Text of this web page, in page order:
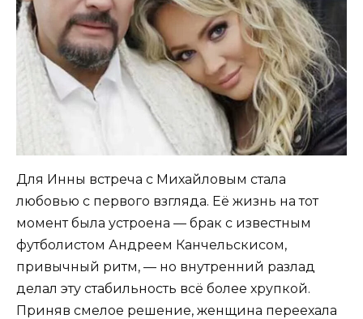
Для Инны встреча с Михайловым стала
любовью с первого взгляда. Её жизнь на тот
момент была устроена — брак с известным
футболистом Андреем Канчельскисом,
привычный ритм, — но внутренний разлад
делал эту стабильность всё более хрупкой.
Приняв смелое решение, женщина переехала